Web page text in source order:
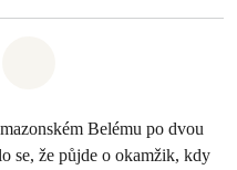
Belému po dvou
se, že půjde o okamžik, kdy